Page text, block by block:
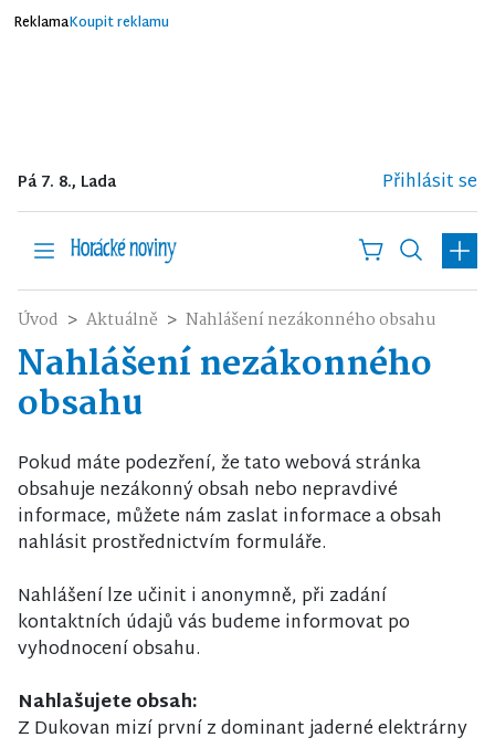
ReklamaKoupit reklamu
Pá 7. 8., Lada Přihlásit se
Úvod Aktuálně Nahlášení nezákonného obsahu
Nahlášení nezákonného
obsahu
Pokud máte podezření, že tato webová stránka
obsahuje nezákonný obsah nebo nepravdivé
informace, můžete nám zaslat informace a obsah
nahlásit prostřednictvím formuláře.
Nahlášení lze učinit i anonymně, při zadání
kontaktních údajů vás budeme informovat po
vyhodnocení obsahu.
Nahlašujete obsah:
Z Dukovan mizí první z dominant jaderné elektrárny